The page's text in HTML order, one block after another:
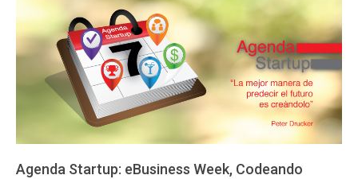
Agenda Startup: eBusiness Week, Codeando